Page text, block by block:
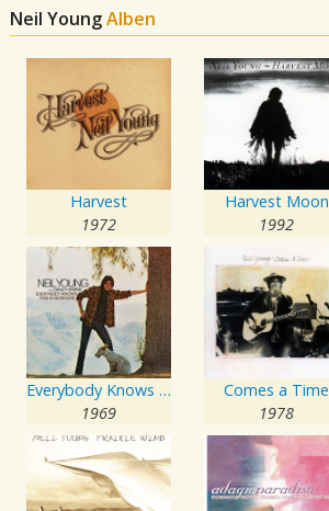
Neil YoungAlben
Harvest
1972
Harvest Moon
1992
Everybody Knows This Is Nowhere
1969
Comes a Time
1978